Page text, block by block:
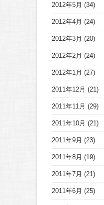
2012年5月 (34)
2012年4月 (24)
2012年3月 (20)
2012年2月 (24)
2012年1月 (27)
2011年12月 (21)
2011年11月 (29)
2011年10月 (21)
2011年9月 (23)
2011年8月 (19)
2011年7月 (21)
2011年6月 (25)